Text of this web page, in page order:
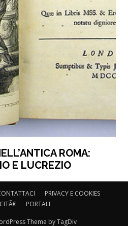
ROMA:
E LUCREZIO
PRIVACY E COOKIES
PORTALI
Theme by TagDiv